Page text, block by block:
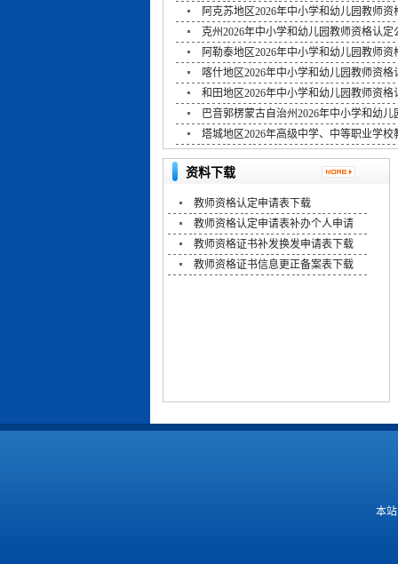
阿克苏地区2026年中小学和幼儿园教师资
克州2026年中小学和幼儿园教师资格认定
阿勒泰地区2026年中小学和幼儿园教师资
喀什地区2026年中小学和幼儿园教师资格
和田地区2026年中小学和幼儿园教师资格
巴音郭楞蒙古自治州2026年中小学和幼
塔城地区2026年高级中学、中等职业学
资料下载
教师资格认定申请表下载
教师资格认定申请表补办个人申请
教师资格证书补发换发申请表下载
教师资格证书信息更正备案表下载
本